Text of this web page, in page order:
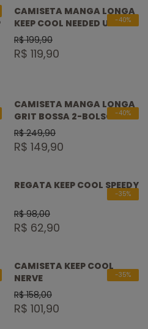
CAMISETA MANGA LONGA
KEEP COOL NEEDED UV50
R$ 199,90
R$ 119,90
-40%
CAMISETA MANGA LONGA
GRIT BOSSA 2-BOLSOS
GERAÇÃO 2023
R$ 249,90
R$ 149,90
-40%
REGATA KEEP COOL SPEEDY
R$ 98,00
R$ 62,90
-35%
CAMISETA KEEP COOL
NERVE
R$ 158,00
R$ 101,90
-35%